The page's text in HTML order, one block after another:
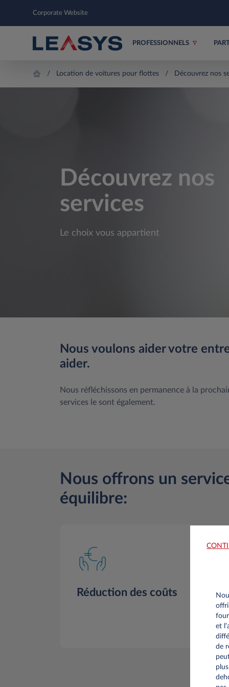
Corporate Website
PROFESSIONNELS
Location de voitures pour flottes Découvrez nos
Découvrez nos
services
Le choix vous appartient
Nous voulons aider votre
aider.
Nous réfléchissons en permanence à la
services le sont également.
Nous offrons un
équilibre:
Réduction des coûts
et
de